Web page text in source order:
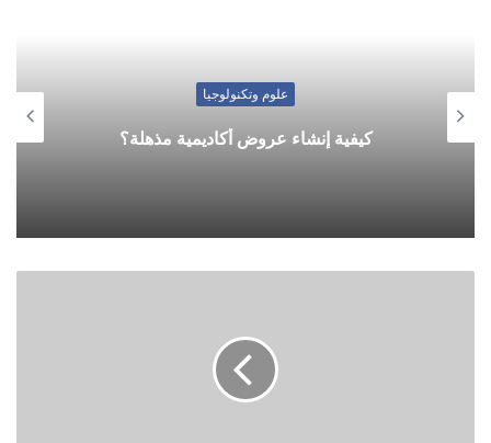
علوم وتكنولوجيا
كيفية إنشاء عروض أكاديمية مذهلة؟